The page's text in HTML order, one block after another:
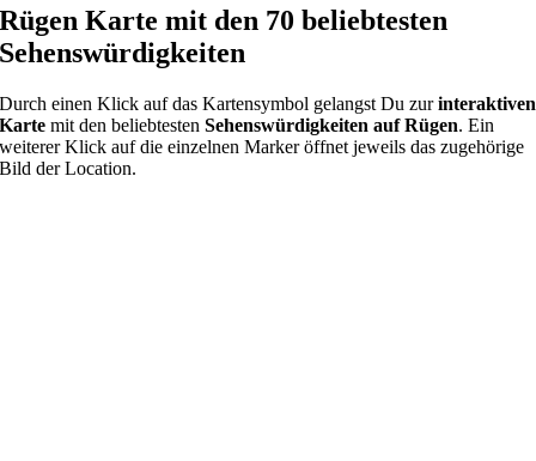
Rügen Karte mit den 70 beliebtesten
Sehenswürdigkeiten
Durch einen Klick auf das Kartensymbol gelangst Du zurinteraktiven
Karte mit den beliebtestenSehenswürdigkeiten auf Rügen. Ein
weiterer Klick auf die einzelnen Marker öffnet jeweils das zugehörige
Bild der Location.